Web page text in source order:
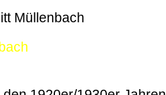
Müllenbach